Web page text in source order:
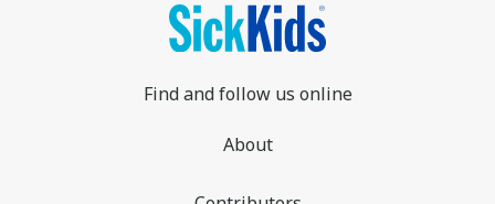
Find and follow us online
About